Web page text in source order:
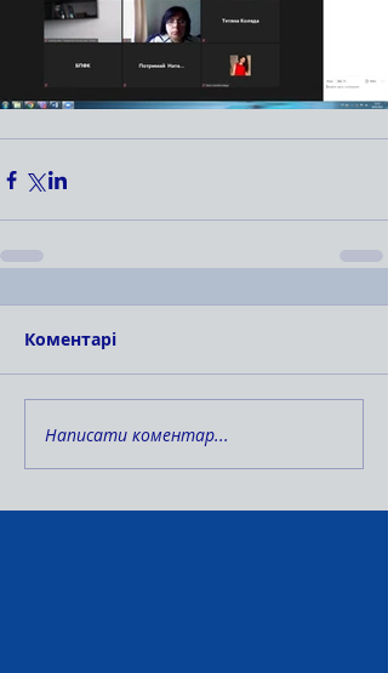
Коментарі
Написати коментар...